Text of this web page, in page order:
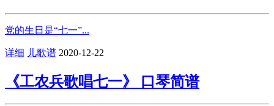
党的生日是“七一”...
详细 儿歌谱 2020-12-22
《工农兵歌唱七一》 口琴简谱